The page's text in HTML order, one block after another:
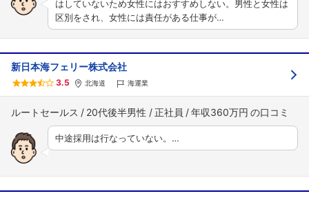
はしていないため女性にはおすすめしない。男性と女性は
区別をされ、女性には責任がある仕事が…
新日本海フェリー株式会社
3.5 北海道 海運業
ルートセールス 20代後半男性 正社員 年収360万円
中途採用は行なっていない。…